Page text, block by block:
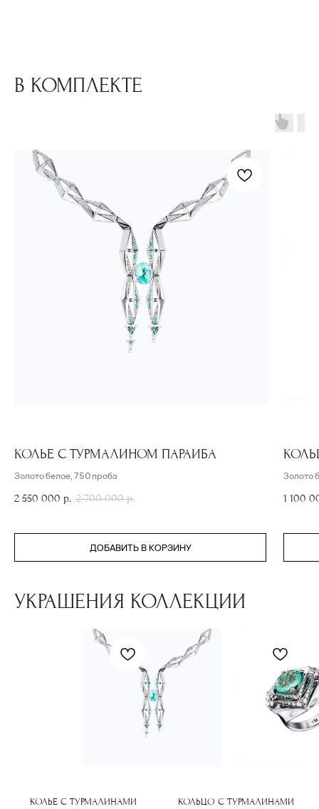
В КОМПЛЕКТЕ
КОЛЬЕ С ТУРМАЛИНОМ ПАРАИБА
Золото белое, 750 проба
2 550 000 р. 2 700 000 р.
ДОБАВИТЬ В КОРЗИНУ
Золото
1 100
УКРАШЕНИЯ КОЛЛЕКЦИИ
КОЛЬЕ С ТУРМАЛИНАМИ
КОЛЬЦО С ТУРМАЛИНАМИ
УКРАШЕНИЕ